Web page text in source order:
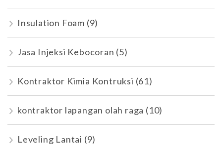
Insulation Foam (9)
Jasa Injeksi Kebocoran (5)
Kontraktor Kimia Kontruksi (61)
kontraktor lapangan olah raga (10)
Leveling Lantai (9)